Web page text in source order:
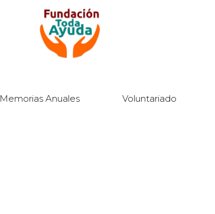
Memorias Anuales Voluntariado